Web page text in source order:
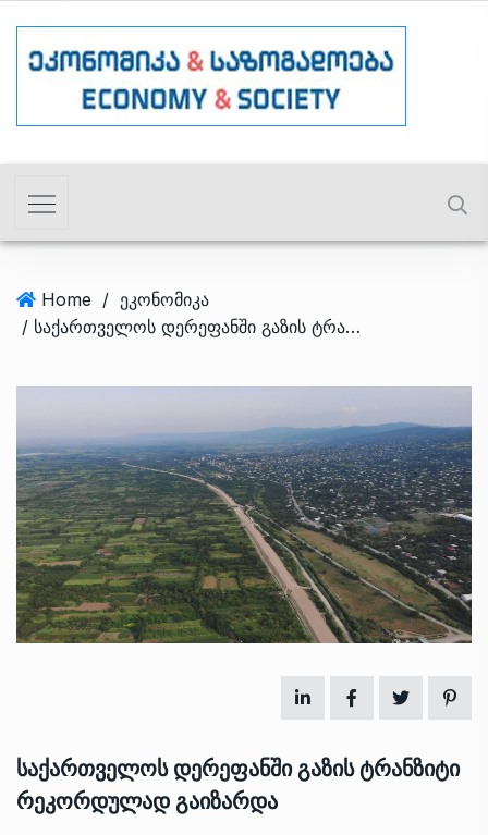
Home / ეკონომიკა
/ საქართველოს დერეფანში გაზის ტრანზიტი რეკორდულად გაიზარდა
საქართველოს დერეფანში გაზის ტრანზიტი
რეკორდულად გაიზარდა